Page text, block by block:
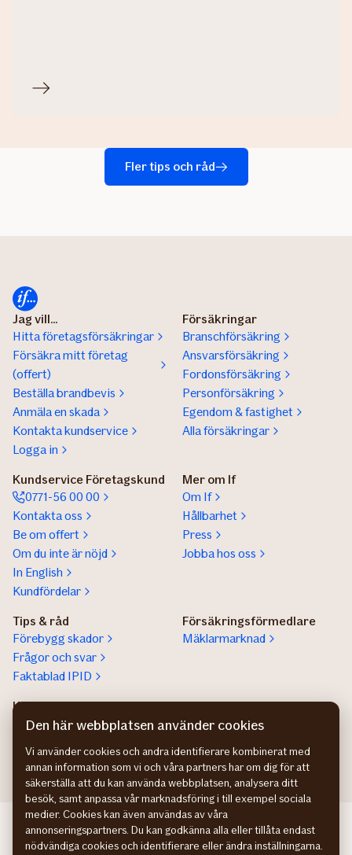
Fler tips och råd
Jag vill...
Hitta företagsförsäkringar
Försäkra mitt företag
(offert)
Beställa brandbevis
Anmäla en skada
Kontakta kundservice
Logga in
Försäkringar
Branschförsäkring
Ansvarsförsäkring
Fordonsförsäkring
Personförsäkring
Egendom & fastighet
Alla försäkringar
Kundservice Företagskund
0771-56 00 00
Kontakta oss
Be om offert
Om du inte är nöjd
In English
Kundfördelar
Mer om If
Om If
Hållbarhet
Press
Jobba hos oss
Tips & råd
Förebygg skador
Frågor och svar
Faktablad IPID
Försäkringsförmedlare
Mäklarmarknad
Kundservice privatperson
Kontaktuppgifter
Lokala säljare
Hitta säljare för stora
If bedriftsforsikring NO
If erhvervsforsikring DK
Den här webbplatsen använder cookies
Vi använder cookies och andra identifierare kombinerat med
annan information som vi och våra partners har om dig för att
säkerställa att du kan använda webbplatsen, analysera ditt
besök, samt anpassa vår marknadsföring i till exempel sociala
medier. Cookies kan även användas av våra
annonseringspartners. Du kan godkänna alla eller tillåta endast
nödvändiga cookies och identifierare eller ändra inställningarna.